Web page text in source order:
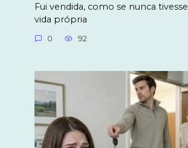
Fui vendida, como se nunca
vida própria
0 92